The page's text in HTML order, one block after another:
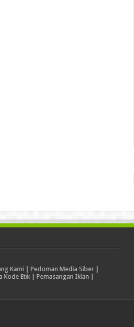
Kami | Pedoman Media Siber|
Kode Etik |Pemasangan Iklan |